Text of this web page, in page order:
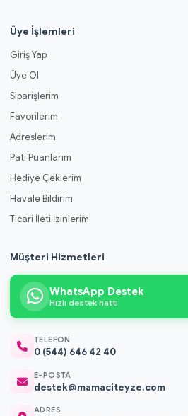
Üye İşlemleri
Giriş Yap
Üye Ol
Siparişlerim
Favorilerim
Adreslerim
Pati Puanlarım
Hediye Çeklerim
Havale Bildirim
Ticari İleti İzinlerim
Müşteri Hizmetleri
WhatsApp Destek
Hızlı destek hattı
TELEFON
0 (544) 646 42 40
E-POSTA
destek@mamaciteyze.com
ADRES